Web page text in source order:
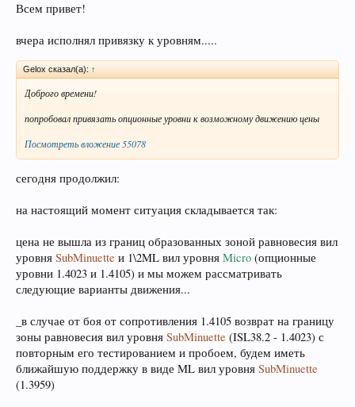
Всем привет!
вчера исполнял привязку к уровням.....
Gelox сказал(а): ↑
Доброго времени!
попробовал привязать опционные уровни к возможному движению цены
Посмотреть вложение 55078
сегодня продолжил:
на настоящий момент ситуация складывается так:
цена не вышла из границ образованных зоной равновесия вил
уровня SubMinuette и 1\2ML вил уровня Micro (опционные
уровни 1.4023 и 1.4105) и мы можем рассматривать
следующие варианты движения...
_в случае от боя от сопротивления 1.4105 возврат на границу
зоны равновесия вил уровня SubMinuette (ISL38.2 - 1.4023) с
повторным его тестированием и пробоем, будем иметь
ближайшую поддержку в виде ML вил уровня SubMinuette
(1.3959)